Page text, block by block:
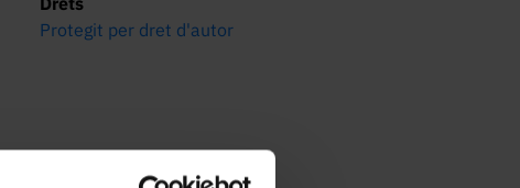
Protegit per dret d'autor